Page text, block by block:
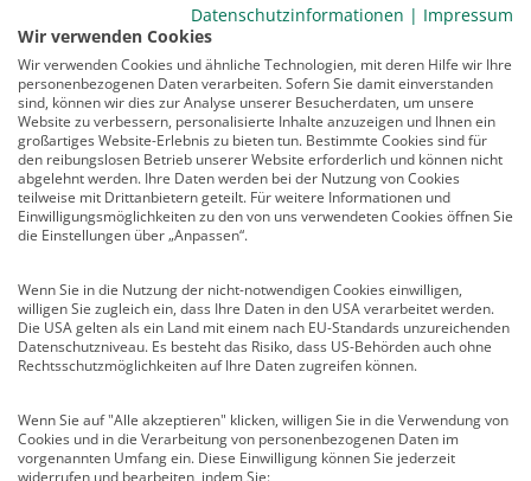
BDP-Mitgliederbereich
Service
Newsletter
Mediadaten
Infocenter
Veranstaltungen
Nachrichten
Abo kündigen
Vertrag widerrufen
Kontakt
Am Köllnischen Park 2
10179 Berlin
E-Mail:verlag@psychologenverlag.de
Datenschutzinformationen | Impressum
Wir verwenden Cookies
Wir verwenden Cookies und ähnliche Technologien, mit deren Hilfe wir Ihre
personenbezogenen Daten verarbeiten. Sofern Sie damit einverstanden
sind, können wir dies zur Analyse unserer Besucherdaten, um unsere
Website zu verbessern, personalisierte Inhalte anzuzeigen und Ihnen ein
großartiges Website-Erlebnis zu bieten tun. Bestimmte Cookies sind für
den reibungslosen Betrieb unserer Website erforderlich und können nicht
abgelehnt werden. Ihre Daten werden bei der Nutzung von Cookies
teilweise mit Drittanbietern geteilt. Für weitere Informationen und
Einwilligungsmöglichkeiten zu den von uns verwendeten Cookies öffnen Sie
die Einstellungen über „Anpassen“.
Wenn Sie in die Nutzung der nicht-notwendigen Cookies einwilligen,
willigen Sie zugleich ein, dass Ihre Daten in den USA verarbeitet werden.
Die USA gelten als ein Land mit einem nach EU-Standards unzureichenden
Datenschutzniveau. Es besteht das Risiko, dass US-Behörden auch ohne
Rechtsschutzmöglichkeiten auf Ihre Daten zugreifen können.
Wenn Sie auf "Alle akzeptieren" klicken, willigen Sie in die Verwendung von
Cookies und in die Verarbeitung von personenbezogenen Daten im
vorgenannten Umfang ein. Diese Einwilligung können Sie jederzeit
widerrufen und bearbeiten, indem Sie: